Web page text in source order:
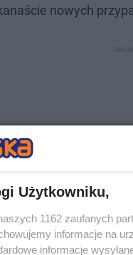
nowych
Użytkowniku,
1162 zaufanych
informacje na
informacje